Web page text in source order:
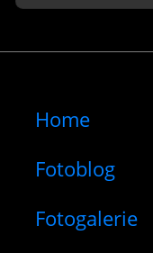
Home
Fotoblog
Fotogalerie